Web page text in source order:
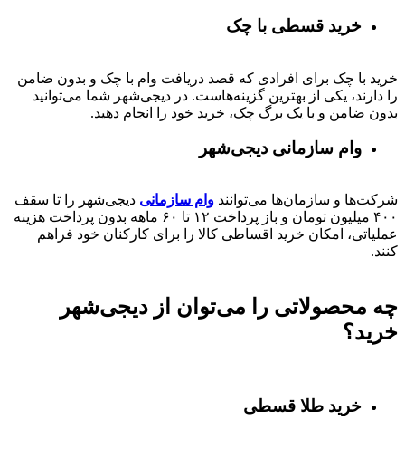
خرید قسطی با چک
خرید با چک برای افرادی که قصد دریافت وام با چک و بدون ضامن
را دارند، یکی از بهترین گزینه‌هاست. در دیجی‌شهر شما می‌توانید
بدون ضامن و با یک برگ چک، خرید خود را انجام دهید.
وام سازمانی دیجی‌شهر
شرکت‌ها و سازمان‌ها می‌توانند وام سازمانی دیجی‌شهر را تا سقف
۴۰۰ میلیون تومان و باز پرداخت ۱۲ تا ۶۰
ماهه بدون پرداخت هزینه
عملیاتی، امکان خرید اقساطی کالا را برای کارکنان خود فراهم
کنند.
چه محصولاتی را می‌توان از دیجی‌شهر
خرید؟
خرید طلا قسطی